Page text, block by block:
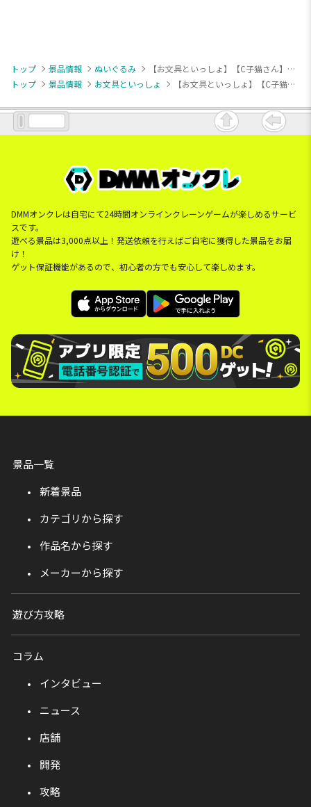
トップ 景品情報 ぬいぐるみ
【お文具といっしょ】【C子猫さん】お文具といっしょ パステルおめかしぬいぐるみ Part2
トップ
景品情報 お文具といっしょ 【お文具といっしょ】【C子猫さん】お文具といっしょ パステルおめかしぬいぐるみ Part2
DMMオンクレは自宅にて24時間オンラインクレーンゲームが楽しめるサービ
スです。
遊べる景品は3,000点以上！発送依頼を行えばご自宅に獲得した景品をお届
け！
ゲット保証機能があるので、初心者の方でも安心して楽しめます。
景品一覧
新着景品
カテゴリから探す
作品名から探す
メーカーから探す
遊び方攻略
コラム
インタビュー
ニュース
店舗
開発
攻略